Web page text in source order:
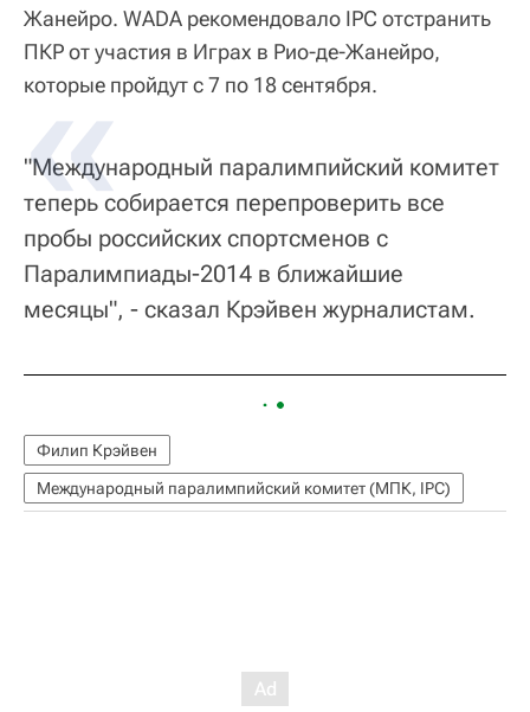
Жанейро. WADA рекомендовало IPC отстранить
ПКР от участия в Играх в Рио-де-Жанейро,
которые пройдут с 7 по 18 сентября.
"Международный паралимпийский комитет
теперь собирается перепроверить все
пробы российских спортсменов с
Паралимпиады-2014 в ближайшие
месяцы", - сказал Крэйвен журналистам.
Филип Крэйвен
Международный паралимпийский комитет (МПК, IPC)